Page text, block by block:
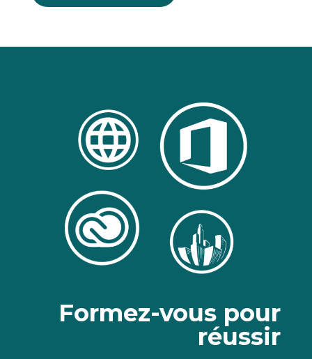
Formez-vous pour
réussir